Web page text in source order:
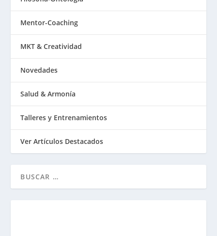
Mentor-Coaching
MKT & Creatividad
Novedades
Salud & Armonía
Talleres y Entrenamientos
Ver Artículos Destacados